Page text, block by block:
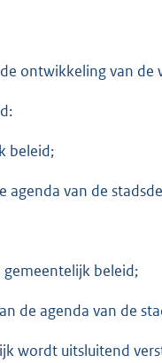
ontwikkeling van de
beleid;
agenda van de
gemeentelijk beleid;
de agenda van de
wordt uitsluitend